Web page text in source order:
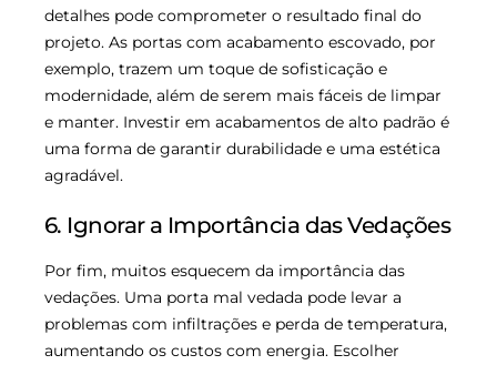
detalhes pode comprometer o resultado final do
projeto. As portas com acabamento escovado, por
exemplo, trazem um toque de sofisticação e
modernidade, além de serem mais fáceis de limpar
e manter. Investir em acabamentos de alto padrão é
uma forma de garantir durabilidade e uma estética
agradável.
6. Ignorar a Importância das Vedações
Por fim, muitos esquecem da importância das
vedações. Uma porta mal vedada pode levar a
problemas com infiltrações e perda de temperatura,
aumentando os custos com energia. Escolher